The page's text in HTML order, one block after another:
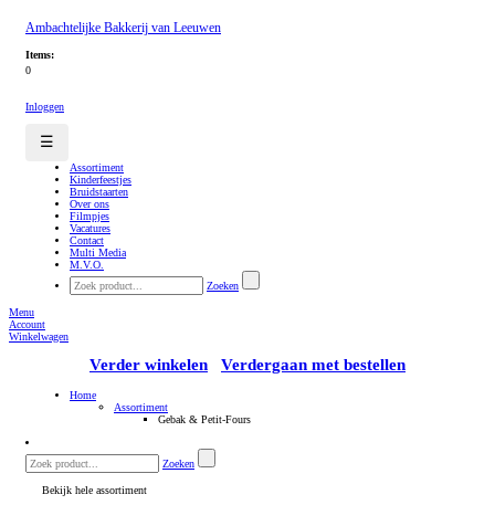
Ambachtelijke Bakkerij van Leeuwen
Items:
0
Inloggen
☰
Assortiment
Kinderfeestjes
Bruidstaarten
Over ons
Filmpjes
Vacatures
Contact
Multi Media
M.V.O.
Zoeken
Menu
Account
Winkelwagen
Verder winkelen Verdergaan met bestellen
Home
Assortiment
Gebak & Petit-Fours
Zoeken
Bekijk hele assortiment